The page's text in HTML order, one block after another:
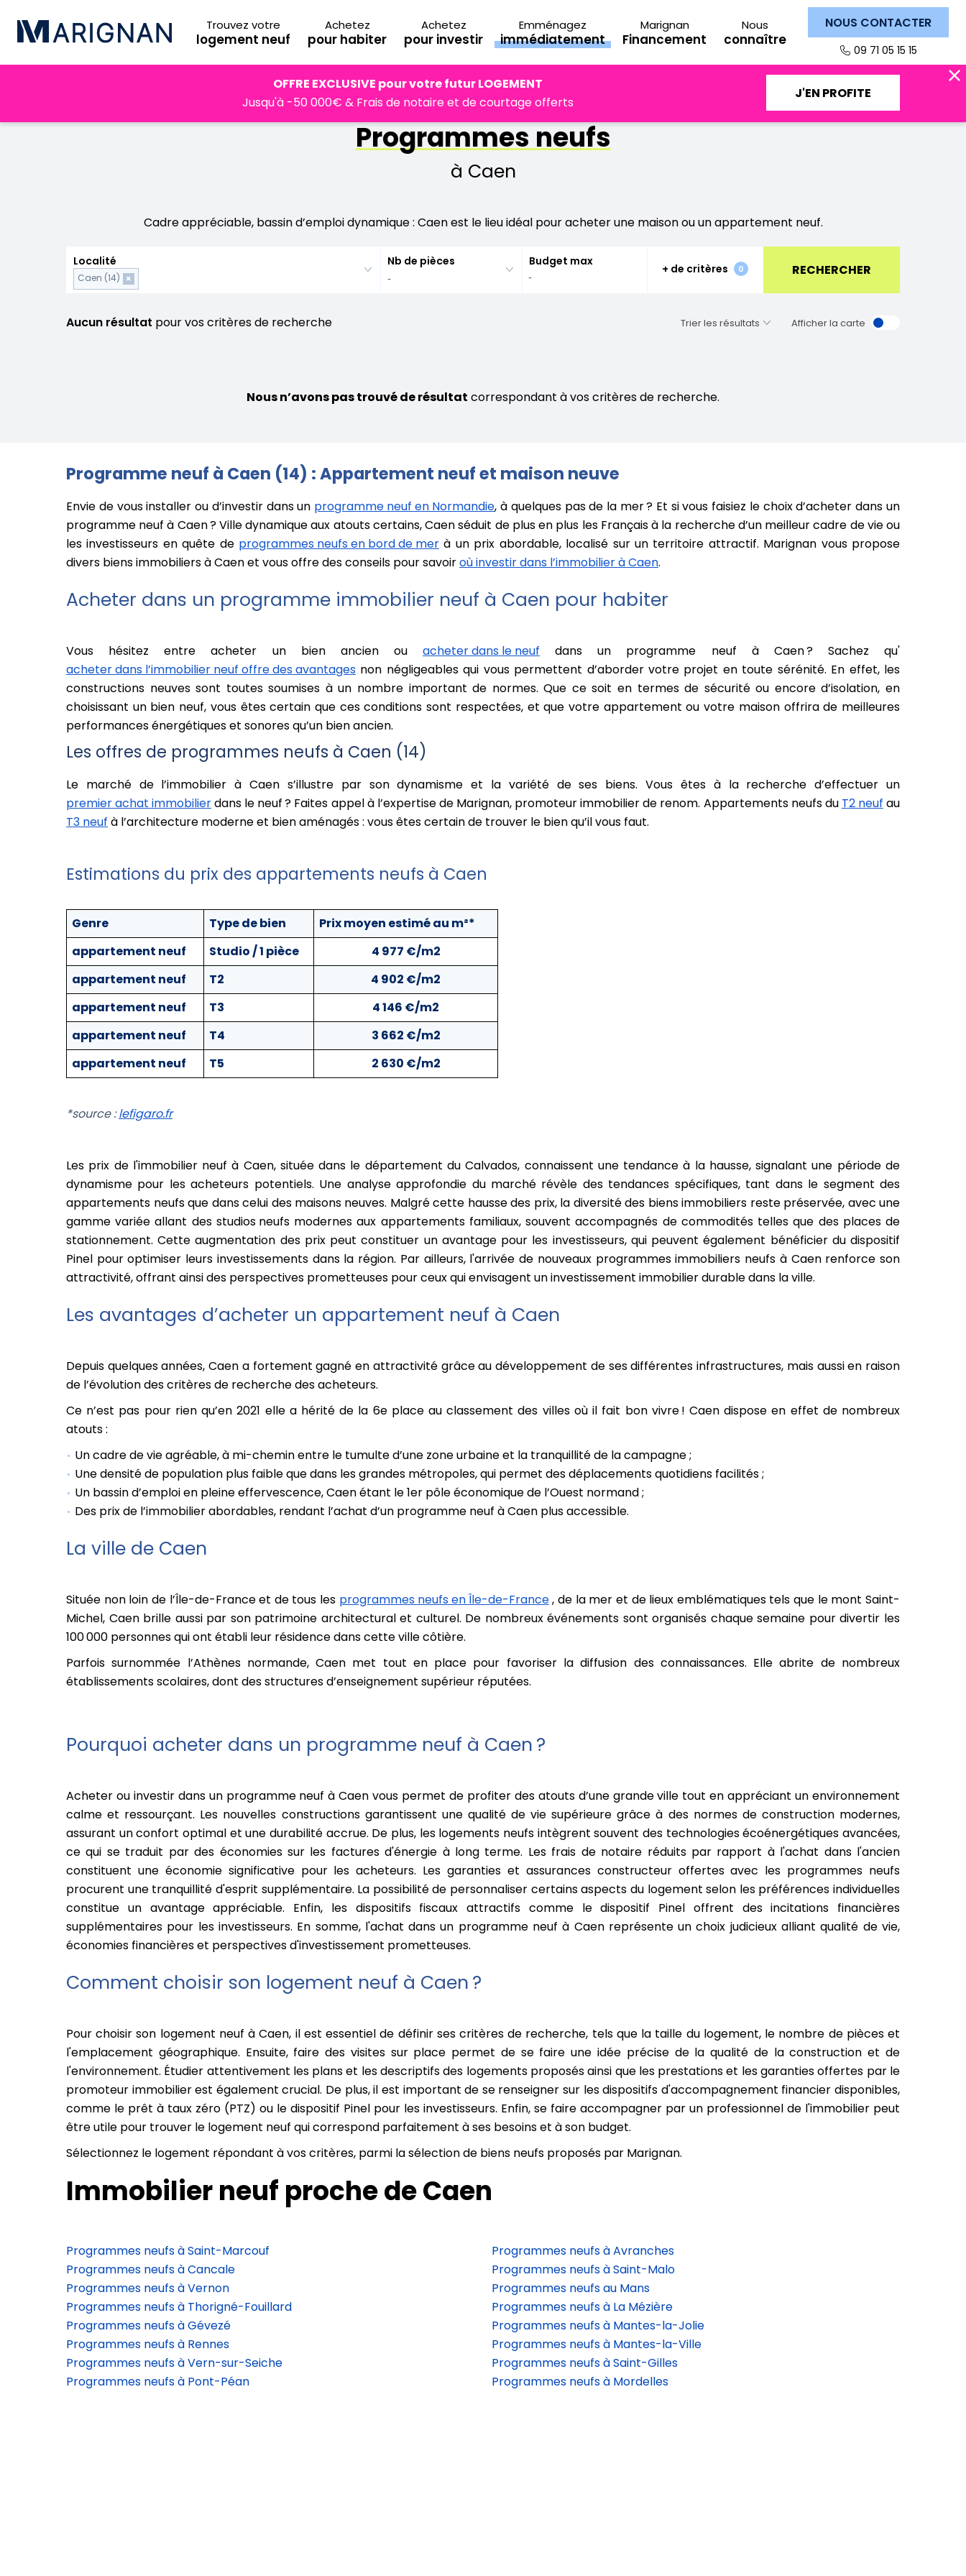
Trouvez votre
logement neuf
Achetez
pour habiter
Achetez
pour investir
Emménagez
immédiatement
Marignan
Financement
Nous
connaître
NOUS CONTACTER
09 71 05 15 15
OFFRE EXCLUSIVE pour votre futur LOGEMENT
Jusqu'à -50 000€ & Frais de notaire et de courtage offerts
J'EN PROFITE
Calvados Caen
Programmes neufs
à Caen
Cadre appréciable, bassin d’emploi dynamique : Caen est le lieu idéal pour acheter une maison ou un appartement neuf.
Localité
×
Caen (14)
Nb de pièces Budget max
+ de critères 0
Fermer RECHERCHER
Aucun résultat pour vos critères de recherche Afficher la carte
Nous n’avons pas trouvé de résultat correspondant à vos critères de recherche.
Programme neuf à Caen (14) : Appartement neuf et maison neuve
Envie de vous installer ou d’investir dans un programme neuf en Normandie, à quelques pas de la mer ? Et si vous faisiez le choix d’acheter dans un
programme neuf à Caen ? Ville dynamique aux atouts certains, Caen séduit de plus en plus les Français à la recherche d’un meilleur cadre de vie ou
les investisseurs en quête de programmes neufs en bord de mer à un prix abordable, localisé sur un territoire attractif. Marignan vous propose
divers biens immobiliers à Caen et vous offre des conseils pour savoiroù investir dans l’immobilier à Caen.
Acheter dans un programme immobilier neuf à Caen pour habiter
Vous hésitez entre acheter un bien ancien ou acheter dans le neuf dans un programme neuf à Caen ? Sachez qu'
acheter dans l’immobilier neuf offre des avantages non négligeables qui vous permettent d’aborder votre projet en toute sérénité. En effet, les
constructions neuves sont toutes soumises à un nombre important de normes. Que ce soit en termes de sécurité ou encore d’isolation, en
choisissant un bien neuf, vous êtes certain que ces conditions sont respectées, et que votre appartement ou votre maison offrira de meilleures
performances énergétiques et sonores qu’un bien ancien.
Les offres de programmes neufs à Caen (14)
Le marché de l’immobilier à Caen s’illustre par son dynamisme et la variété de ses biens. Vous êtes à la recherche d’effectuer un
premier achat immobilierdans le neuf ? Faites appel à l’expertise de Marignan, promoteur immobilier de renom. Appartements neufs du T2 neuf au
T3 neuf à l’architecture moderne et bien aménagés : vous êtes certain de trouver le bien qu’il vous faut.
Estimations du prix des appartements neufs à Caen
Genre Type de bien
Prix moyen estimé au m²*
appartement neuf
Studio / 1 pièce
4 977 €/m2
appartement neuf
T2
4 902 €/m2
appartement neuf
T3
4 146 €/m2
appartement neuf
T4
3 662 €/m2
appartement neuf
T5 2 630 €/m2
*source :lefigaro.fr
Les prix de l'immobilier neuf à Caen, située dans le département du Calvados, connaissent une tendance à la hausse, signalant une période de
dynamisme pour les acheteurs potentiels. Une analyse approfondie du marché révèle des tendances spécifiques, tant dans le segment des
appartements neufs que dans celui des maisons neuves. Malgré cette hausse des prix, la diversité des biens immobiliers reste préservée, avec une
gamme variée allant des studios neufsmodernes aux appartements familiaux, souvent accompagnés de commodités telles que des places de
stationnement. Cette augmentation des prix peut constituer un avantage pour les investisseurs, qui peuvent également bénéficier du dispositif
Pinel pour optimiser leurs investissements dans la région. Par ailleurs, l'arrivée de nouveaux programmes immobiliers neufs à Caen renforce son
attractivité, offrant ainsi des perspectives prometteuses pour ceux qui envisagent un investissement immobilier durable dans la ville.
Les avantages d’acheter un appartement neuf à Caen
Depuis quelques années, Caen a fortement gagné en attractivité grâce au développement de ses différentes infrastructures, mais aussi en raison
de l’évolution des critères de recherche des acheteurs.
Ce n’est pas pour rien qu’en 2021 elle a hérité de la 6e place au classement des villes où il fait bon vivre ! Caen dispose en effet de nombreux
atouts :
Un cadre de vie agréable, à mi-chemin entre le tumulte d’une zone urbaine et la tranquillité de la campagne ;
Une densité de population plus faible que dans les grandes métropoles, qui permet des déplacements quotidiens facilités ;
Un bassin d’emploi en pleine effervescence, Caen étant le 1er pôle économique de l’Ouest normand ;
Des prix de l’immobilier abordables, rendant l’achat d’un programme neuf à Caen plus accessible.
La ville de Caen
Située non loin de l’Île-de-France et de tous les programmes neufs en Île-de-France, de la mer et de lieux emblématiques tels que le mont Saint-
Michel, Caen brille aussi par son patrimoine architectural et culturel. De nombreux événements sont organisés chaque semaine pour divertir les
100 000 personnes qui ont établi leur résidence dans cette ville côtière.
Parfois surnommée l’Athènes normande, Caen met tout en place pour favoriser la diffusion des connaissances. Elle abrite de nombreux
établissements scolaires, dont des structures d’enseignement supérieur réputées.
Pourquoi acheter dans un programme neuf à Caen ?
Acheter ou investir dans un programme neuf à Caen vous permet de profiter des atouts d’une grande ville tout en appréciant un environnement
calme et ressourçant. Les nouvelles constructions garantissent une qualité de vie supérieure grâce à des normes de construction modernes,
assurant un confort optimal et une durabilité accrue. De plus, les logements neufs intègrent souvent des technologies écoénergétiques avancées,
ce qui se traduit par des économies sur les factures d'énergie à long terme. Les frais de notaire réduits par rapport à l'achat dans l'ancien
constituent une économie significative pour les acheteurs. Les garanties et assurances constructeur offertes avec les programmes neufs
procurent une tranquillité d'esprit supplémentaire. La possibilité de personnaliser certains aspects du logement selon les préférences individuelles
constitue un avantage appréciable. Enfin, les dispositifs fiscaux attractifs comme le dispositif Pinel offrent des incitations financières
supplémentaires pour les investisseurs. En somme, l'achat dans un programme neuf à Caen représente un choix judicieux alliant qualité de vie,
économies financières et perspectives d'investissement prometteuses.
Comment choisir son logement neuf à Caen ?
Pour choisir son logement neuf à Caen, il est essentiel de définir ses critères de recherche, tels que la taille du logement, le nombre de pièces et
l'emplacement géographique. Ensuite, faire des visites sur place permet de se faire une idée précise de la qualité de la construction et de
l'environnement. Étudier attentivement les plans et les descriptifs des logements proposés ainsi que les prestations et les garanties offertes par le
promoteur immobilier est également crucial. De plus, il est important de se renseigner sur les dispositifs d'accompagnement financier disponibles,
comme le prêt à taux zéro (PTZ) ou le dispositif Pinel pour les investisseurs. Enfin, se faire accompagner par un professionnel de l'immobilier peut
être utile pour trouver le logement neuf qui correspond parfaitement à ses besoins et à son budget.
Sélectionnez le logement répondant à vos critères, parmi la sélection de biens neufs proposés par Marignan.
Immobilier neuf proche de Caen
Programmes neufs à Saint-Marcouf
Programmes neufs à Avranches
Programmes neufs à Cancale
Programmes neufs à Saint-Malo
Programmes neufs à Vernon
Programmes neufs au Mans
Programmes neufs à Thorigné-Fouillard
Programmes neufs à La Mézière
Programmes neufs à Gévezé
Programmes neufs à Mantes-la-Jolie
Programmes neufs à Rennes
Programmes neufs à Mantes-la-Ville
Programmes neufs à Vern-sur-Seiche
Programmes neufs à Saint-Gilles
Programmes neufs à Pont-Péan
Programmes neufs à Mordelles